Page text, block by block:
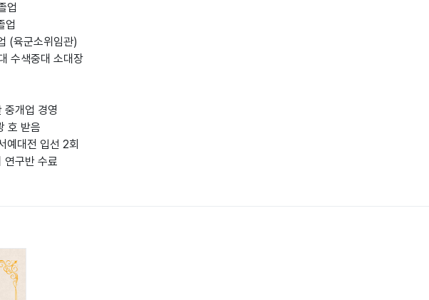
업
업
(육군소위임관)
수색중대 소대장
개업 경영
호 받음
예대전 입선 2회
연구반 수료